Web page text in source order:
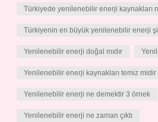
Türkiyede yenilenebilir enerji kaynakları
Türkiyenin en büyük yenilenebilir enerji
Yenilenebilir enerji doğal mıdır
Yenilenebilir enerji kaynakları temiz midir
Yenilenebilir enerji ne demektir 3 örnek
Yenilenebilir enerji ne zaman çıktı